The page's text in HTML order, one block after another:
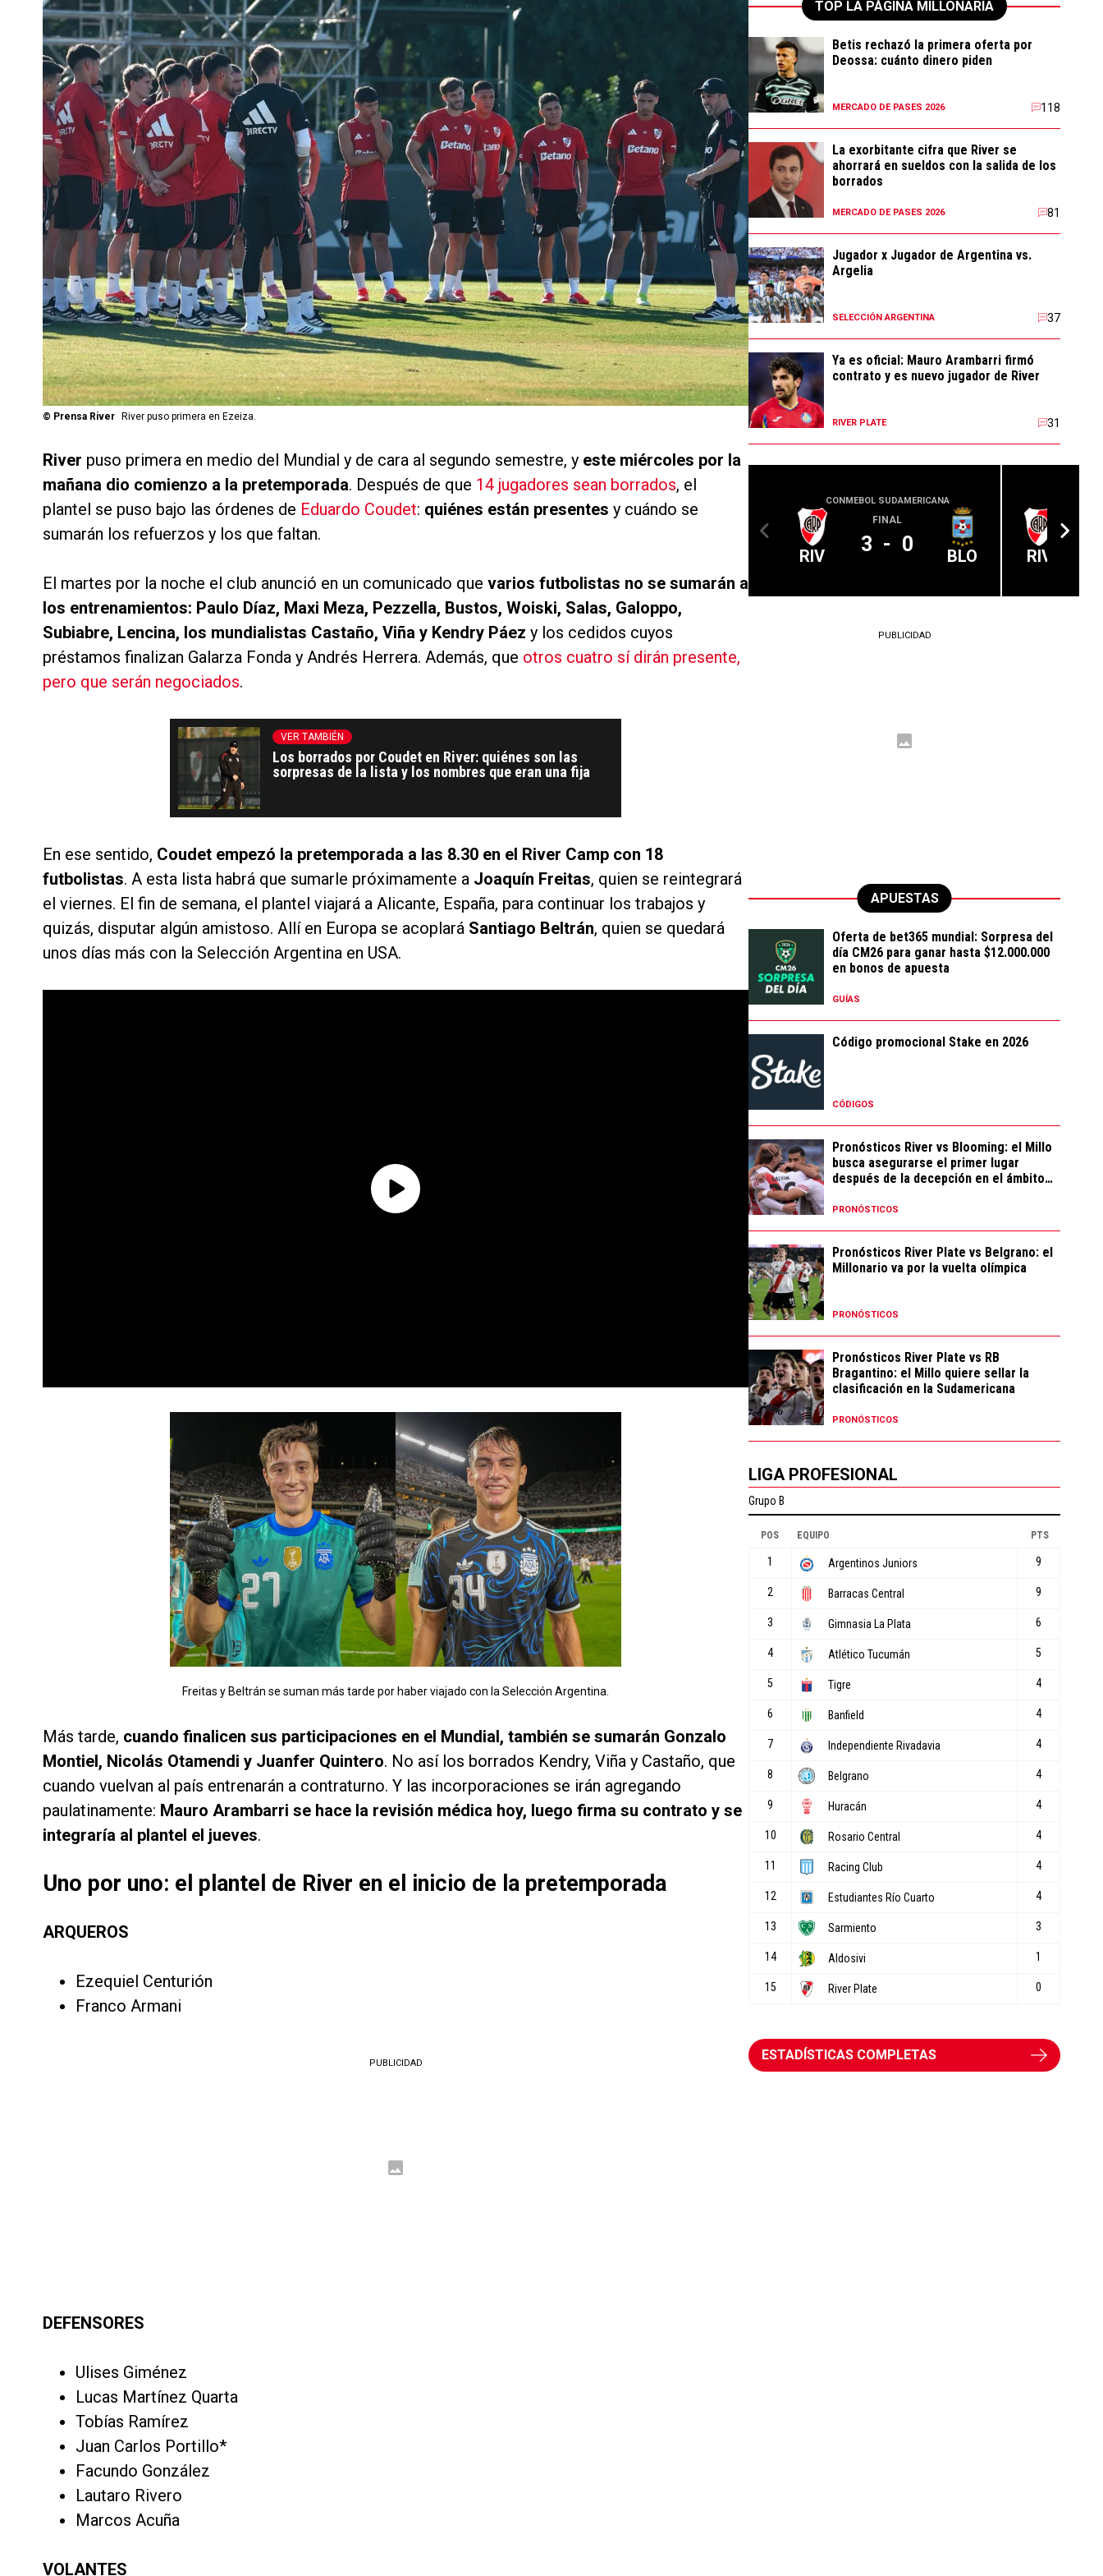
© Prensa River River puso primera en Ezeiza.
River puso primera en medio del Mundial y de cara al segundo semestre, y este miércoles por la
mañana dio comienzo a la pretemporada. Después de que 14 jugadores sean borrados, el
plantel se puso bajo las órdenes de Eduardo Coudet: quiénes están presentes y cuándo se
sumarán los refuerzos y los que faltan.
El martes por la noche el club anunció en un comunicado que varios futbolistas no se sumarán a
los entrenamientos: Paulo Díaz, Maxi Meza, Pezzella, Bustos, Woiski, Salas, Galoppo,
Subiabre, Lencina, los mundialistas Castaño, Viña y Kendry Páez y los cedidos cuyos
préstamos finalizan Galarza Fonda y Andrés Herrera. Además, que otros cuatro sí dirán presente,
pero que serán negociados.
VER TAMBIÉN
Los borrados por Coudet en River: quiénes son las
sorpresas de la lista y los nombres que eran una fija
En ese sentido, Coudet empezó la pretemporada a las 8.30 en el River Camp con 18
futbolistas. A esta lista habrá que sumarle próximamente a Joaquín Freitas, quien se reintegrará
el viernes. El fin de semana, el plantel viajará a Alicante, España, para continuar los trabajos y
quizás, disputar algún amistoso. Allí en Europa se acoplará Santiago Beltrán, quien se quedará
unos días más con la Selección Argentina en USA.
Freitas y Beltrán se suman más tarde por haber viajado con la Selección Argentina.
Más tarde, cuando finalicen sus participaciones en el Mundial, también se sumarán Gonzalo
Montiel, Nicolás Otamendi y Juanfer Quintero. No así los borrados Kendry, Viña y Castaño, que
cuando vuelvan al país entrenarán a contraturno. Y las incorporaciones se irán agregando
paulatinamente: Mauro Arambarri se hace la revisión médica hoy, luego firma su contrato y se
integraría al plantel el jueves.
Uno por uno: el plantel de River en el inicio de la pretemporada
ARQUEROS
Ezequiel Centurión
Franco Armani
PUBLICIDAD
DEFENSORES
Ulises Giménez
Lucas Martínez Quarta
Tobías Ramírez
Juan Carlos Portillo*
Facundo González
Lautaro Rivero
Marcos Acuña
VOLANTES
TOP LA PÁGINA MILLONARIA
Betis rechazó la primera oferta por
Deossa: cuánto dinero piden
MERCADO DE PASES 2026 118
La exorbitante cifra que River se
ahorrará en sueldos con la salida de los
borrados
MERCADO DE PASES 2026 81
Jugador x Jugador de Argentina vs.
Argelia
SELECCIÓN ARGENTINA 37
Ya es oficial: Mauro Arambarri firmó
contrato y es nuevo jugador de River
RIVER PLATE 31
CONMEBOL SUDAMERICANA
RIV
FINAL
3 - 0 BLO RIV
PUBLICIDAD
APUESTAS
Oferta de bet365 mundial: Sorpresa del
día CM26 para ganar hasta $12.000.000
en bonos de apuesta
GUÍAS
Código promocional Stake en 2026
CÓDIGOS
Pronósticos River vs Blooming: el Millo
busca asegurarse el primer lugar
después de la decepción en el ámbito
PRONÓSTICOS
Pronósticos River Plate vs Belgrano: el
Millonario va por la vuelta olímpica
PRONÓSTICOS
Pronósticos River Plate vs RB
Bragantino: el Millo quiere sellar la
clasificación en la Sudamericana
PRONÓSTICOS
LIGA PROFESIONAL
ESTADÍSTICAS COMPLETAS